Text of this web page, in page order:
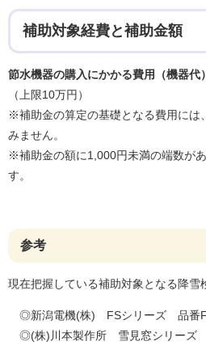
補助対象経費と補助金額
節水機器の購入にかかる費用（機器代
（上限10万円）
※補助金の算定の基礎となる費用には
みません。
※補助金の額に1,000円未満の端数が
す。
参考
現在把握している補助対象となる降雪
◎新潟電機(株) FSシリーズ 品番
◎(株)川本製作所 雪見窓シリーズ